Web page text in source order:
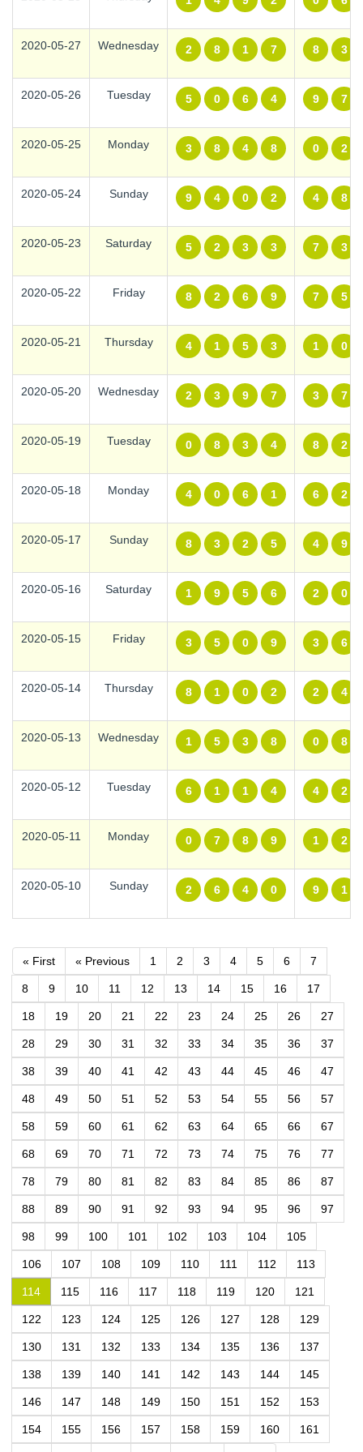
2020-05-27 Wednesday 2 8 1 7 8 3
2020-05-26 Tuesday 5 0 6 4 9 7
2020-05-25 Monday 3 8 4 8 0 2
2020-05-24 Sunday 9 4 0 2 4 8
2020-05-23 Saturday 5 2 3 3 7 3
2020-05-22 Friday 8 2 6 9 7 5
2020-05-21 Thursday 4 1 5 3 1 0
2020-05-20 Wednesday 2 3 9 7 3 7
2020-05-19 Tuesday 0 8 3 4 8 2
2020-05-18 Monday 4 0 6 1 6 2
2020-05-17 Sunday 8 3 2 5 4 9
2020-05-16 Saturday 1 9 5 6 2 0
2020-05-15 Friday 3 5 0 9 3 6
2020-05-14 Thursday 8 1 0 2 2 4
2020-05-13 Wednesday 1 5 3 8 0 8
2020-05-12 Tuesday 6 1 1 4 4 2
2020-05-11 Monday 0 7 8 9 1 2
2020-05-10 Sunday 2 6 4 0 9 1
« First « Previous 1 2 3 4 5 6 7
8 9 10 11 12 13 14 15 16 17
18 19 20 21 22 23 24 25 26 27
28 29 30 31 32 33 34 35 36 37
38 39 40 41 42 43 44 45 46 47
48 49 50 51 52 53 54 55 56 57
58 59 60 61 62 63 64 65 66 67
68 69 70 71 72 73 74 75 76 77
78 79 80 81 82 83 84 85 86 87
88 89 90 91 92 93 94 95 96 97
98 99 100 101 102 103 104 105
106 107 108 109 110 111 112 113
114 115 116 117 118 119 120 121
122 123 124 125 126 127 128 129
130 131 132 133 134 135 136 137
138 139 140 141 142 143 144 145
146 147 148 149 150 151 152 153
154 155 156 157 158 159 160 161